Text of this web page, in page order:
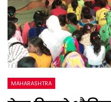
MAHARASHTRA